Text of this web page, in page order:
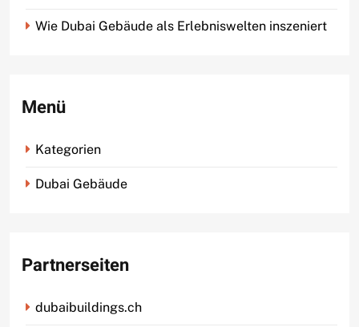
Wie Dubai Gebäude als Erlebniswelten inszeniert
Menü
Kategorien
Dubai Gebäude
Partnerseiten
dubaibuildings.ch